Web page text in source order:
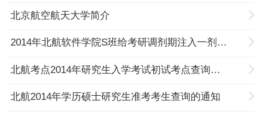
北京航空航天大学简介
2014年北航软件学院S班给考研调剂期注入一剂强心针
北航考点2014年研究生入学考试初试考点查询及温馨提示
北航2014年学历硕士研究生准考考生查询的通知